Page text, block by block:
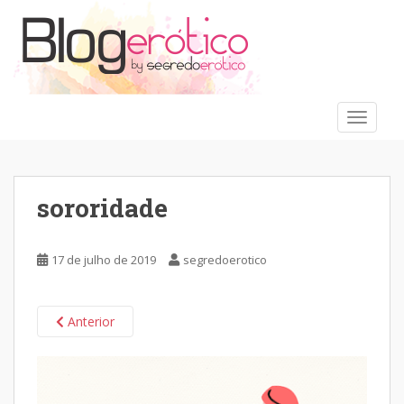
sororidade
17 de julho de 2019 segredoerotico
Anterior